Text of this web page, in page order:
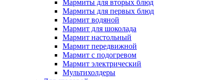
Мармиты для вторых блюд
Мармиты для первых блюд
Мармит водяной
Мармит для шоколада
Мармит настольный
Мармит передвижной
Мармит с подогревом
Мармит электрический
Мультихолдеры